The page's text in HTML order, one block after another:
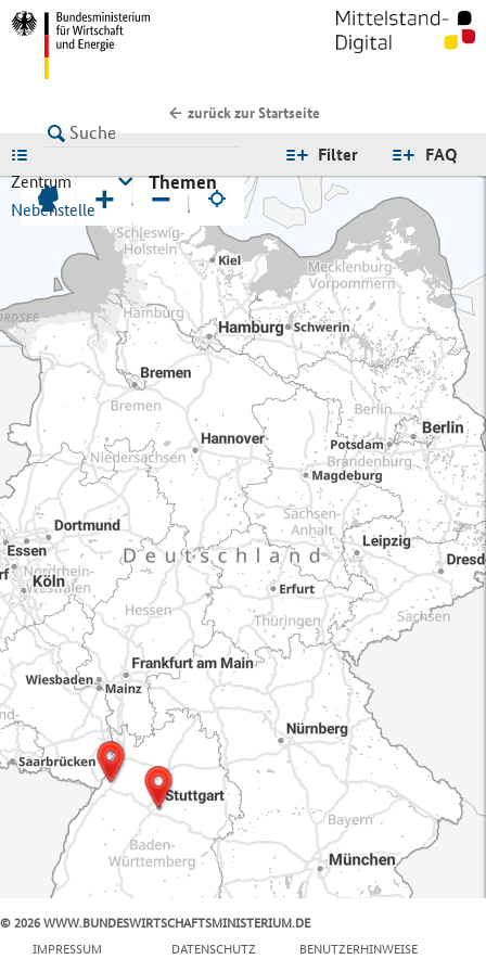
zurück zur Startseite
FAQ
Filter
Zentrum
Nebenstelle
Themen
+ −
© 2026 WWW.BUNDESWIRTSCHAFTSMINISTERIUM.DE
IMPRESSUM
DATENSCHUTZ BENUTZERHINWEISE